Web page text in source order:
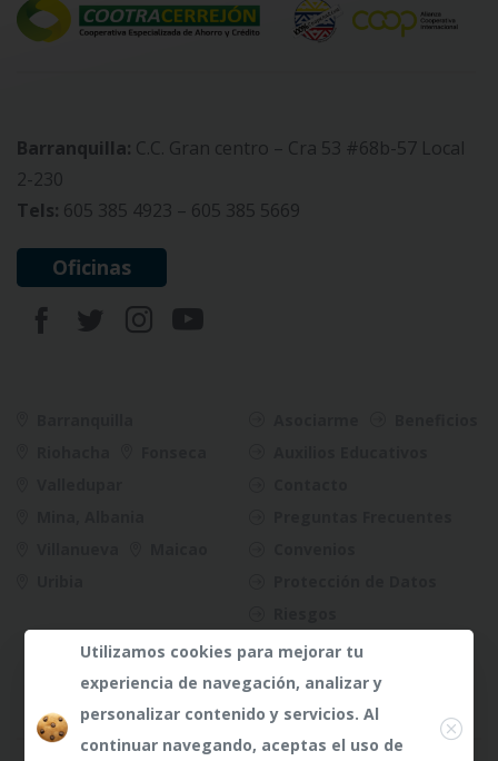
Barranquilla: C.C. Gran centro – Cra 53 #68b-57 Local
2-230
Tels: 605 385 4923 – 605 385 5669
Oficinas
Utilizamos cookies para mejorar tu
experiencia de navegación, analizar y
personalizar contenido y servicios. Al
continuar navegando, aceptas el uso de
Close